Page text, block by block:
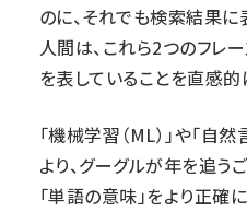
のに、それでも検索結果に
人間は、これら2つのフレ
を表していることを直感的
「機械学習（ML）」や「自
より、グーグルが年を追う
「単語の意味」をより正確